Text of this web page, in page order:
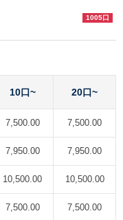
1005口
10口~ 20口~
7,500.00 7,500.00
7,950.00 7,950.00
10,500.00 10,500.00
7,500.00 7,500.00